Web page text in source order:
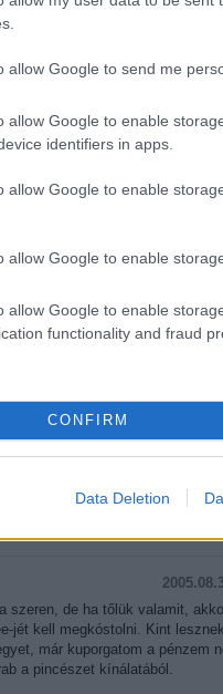
allow Google to send me
allow Google to enable
identifiers in apps.
allow Google to enable
allow Google to enable
allow Google to enable
functionality and fraud
CONFIRM
Data Deletion
ért (beszédes már a
én vagyok). Fa, fa, fa és
annyira kevés (lehet hogy nem
nincs 15-23 e Ft-om/palack,
hamar pálcát törni a magyar
kiforja magát, nemcsak
kicsit cabernet-stílusúra is
a soproni Pfneiszl
Most kering még
érdemes rámozdulni.
szeren, de ha tőlük valamit,
jét kell megkóstolni. Kint
már kuporgatom a pénzem
a pincészet kínálatából.